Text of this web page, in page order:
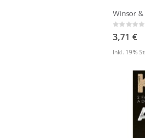
Rating:
0%
3,71 €
Inkl. 19%